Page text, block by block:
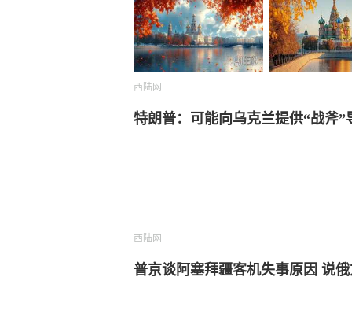
西陆网
特朗普：可能向乌克兰提供“战斧”
西陆网
普京谈阿塞拜疆客机失事原因 说